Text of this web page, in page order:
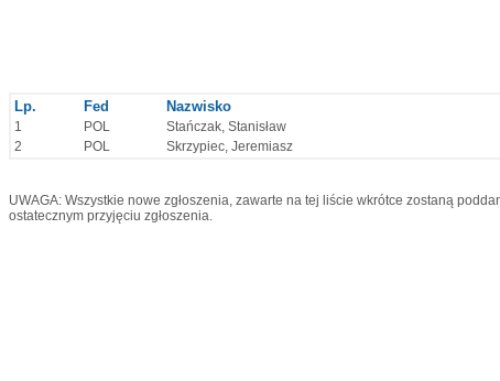
Lp. Fed Nazwisko
1 POL Stańczak, Stanisław
2
POL Skrzypiec, Jeremiasz
UWAGA: Wszystkie nowe zgłoszenia, zawarte na tej liście wkrótce zostaną
ostatecznym przyjęciu zgłoszenia.